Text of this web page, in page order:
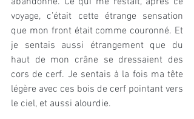
voyage, c’était cette étrange sensation
que mon front était comme couronné. Et
je sentais aussi étrangement que du
haut de mon crâne se dressaient des
cors de cerf. Je sentais à la fois ma tête
légère avec ces bois de cerf pointant vers
le ciel, et aussi alourdie.